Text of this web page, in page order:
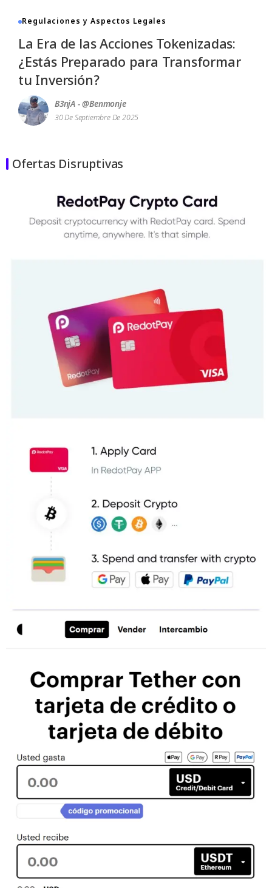
Regulaciones y Aspectos Legales
La Era de las Acciones Tokenizadas:
¿Estás Preparado para Transformar
tu Inversión?
B3njA - @benmonje
30 De Septiembre De 2025
Ofertas Disruptivas